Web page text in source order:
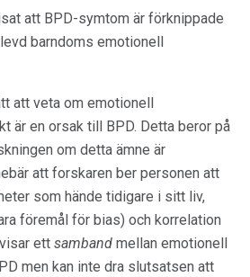
att BPD-symtom är förknippade
barndoms emotionell
att veta om emotionell
är en orsak till BPD. Detta beror på
om detta ämne är
att forskaren ber personen att
som hände tidigare i sitt liv,
föremål för bias) och korrelation
ett samband mellan emotionell
men kan inte dra slutsatsen att